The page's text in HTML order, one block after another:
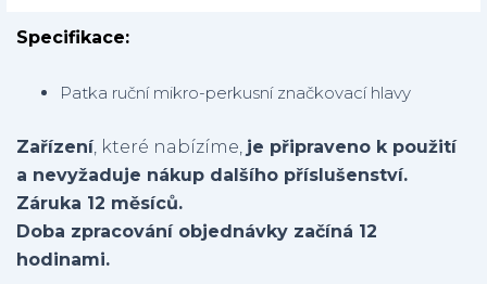
Specifikace:
Patka ruční mikro-perkusní značkovací hlavy
Zařízení, které nabízíme, je připraveno k použití
a nevyžaduje nákup dalšího příslušenství.
Záruka 12 měsíců.
Doba zpracování objednávky začíná 12
hodinami.